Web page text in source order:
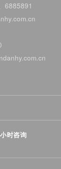
6885891
时咨询